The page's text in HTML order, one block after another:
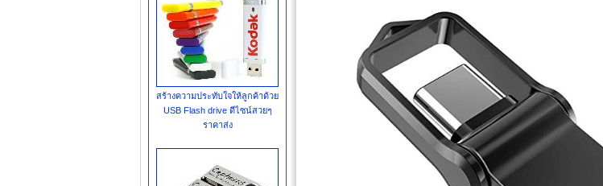
สร้างความประทับใจให้ลูกค้าด้วย
USB Flash drive ดีไซน์สวยๆ
ราคาส่ง